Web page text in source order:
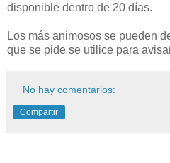
disponible dentro de 20 días.
Los más animosos se pueden
que se pide se utilice para
No hay comentarios:
Compartir